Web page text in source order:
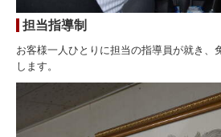
入校手続き
よくある質問
卒業生の声
デジタル資料
担当指導制
お客様一人ひとりに担当の指導員が就き、
します。